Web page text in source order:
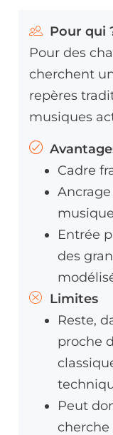
Pour qui
Pour des
cherchent
repères
musiques
Cadre
Entrée
des
Limites
Reste,
proche
Peut
cherche